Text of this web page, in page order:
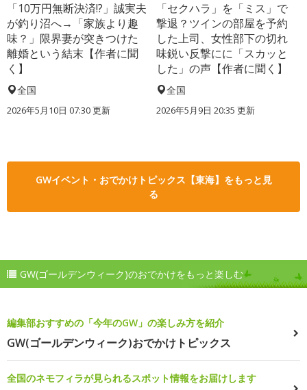
「10万円無断決済!?」誠実夫
が釣り沼へ→「家族より趣
味？」限界妻が突きつけた
離婚という結末【作者に聞
く】
全国
2026年5月10日 07:30 更新
「セクハラ」を「ミス」で
撃退？ツインの部屋を予約
した上司、女性部下の切れ
味鋭い反撃にに「スカッと
した」の声【作者に聞く】
全国
2026年5月9日 20:35 更新
GWイベント・おでかけトピックス【東海】をもっと見
る
GW(ゴールデンウィーク)のおでかけをもっと楽しむ
編集部おすすめの「今年のGW」の楽しみ方を紹介
GW(ゴールデンウィーク)おでかけトピックス
全国のネモフィラが見られるスポット情報をお届けします